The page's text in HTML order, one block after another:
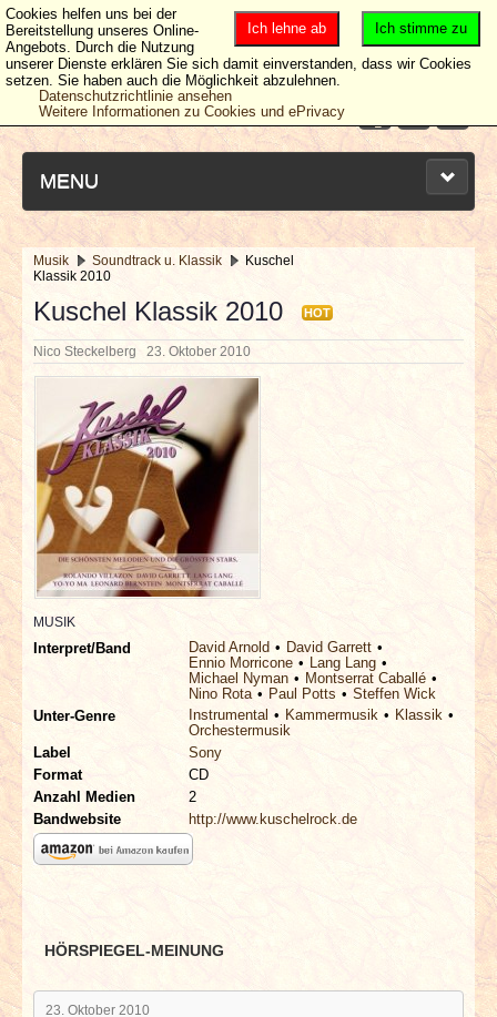
MENU
NEUESTE ARTIKEL
NEWS & DATES
BERICHTE
VERLOSUNGEN
INTERVIEWS
SPECIALS
REDAKTION
Musik Soundtrack u. Klassik
Kuschel
Klassik 2010
Kuschel Klassik 2010 HOT
Nico Steckelberg 23. Oktober 2010
MUSIK
Interpret/Band David Arnold
David Garrett
Ennio Morricone
Lang Lang
Michael Nyman
Montserrat Caballé
Nino Rota
Paul Potts
Steffen Wick
Unter-Genre
Instrumental Kammermusik
Klassik
Orchestermusik
Label
Sony
Format
CD
Anzahl Medien
2
Bandwebsite
http://www.kuschelrock.de
HÖRSPIEGEL-MEINUNG
23. Oktober 2010
Ich stimme zu
Ich lehne ab
Cookies helfen uns bei der
Bereitstellung unseres Online-
Angebots. Durch die Nutzung
unserer Dienste erklären Sie sich damit einverstanden, dass wir Cookies
setzen. Sie haben auch die Möglichkeit abzulehnen.
Datenschutzrichtlinie ansehen
Weitere Informationen zu Cookies und ePrivacy